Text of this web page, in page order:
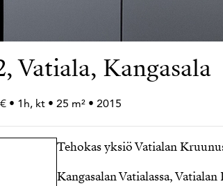
Vatiala, Kangasala
• 1h, kt • 25 m² • 2015
Tehokas yksiö Vatialan
Kangasalan Vatialassa,